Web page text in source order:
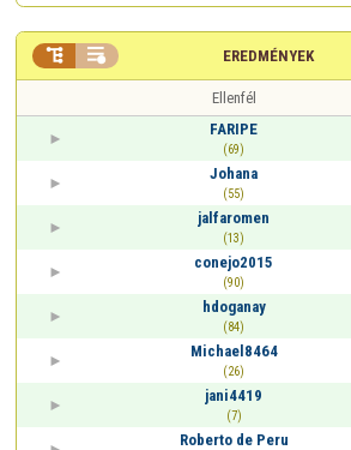
EREDMÉNYEK
 
Ellenfél
FARIPE
(69)
Johana
(55)
jalfaromen
(13)
conejo2015
(90)
hdoganay
(84)
Michael8464
(26)
jani4419
(7)
Roberto de Peru